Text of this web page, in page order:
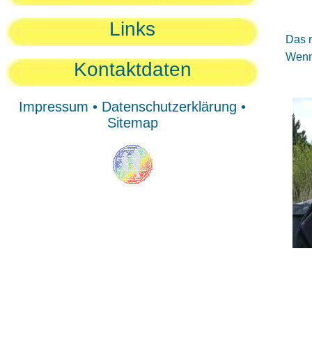
Links
Kontaktdaten
Impressum • Datenschutzerklärung •
Sitemap
Das